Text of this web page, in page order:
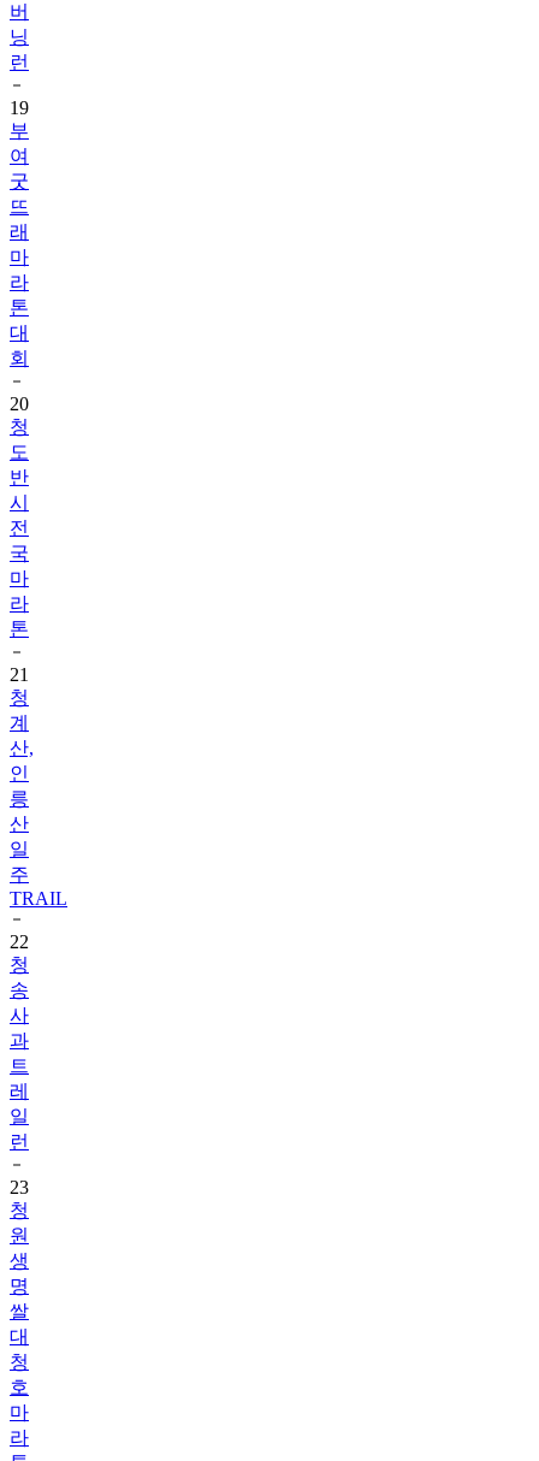
버
닝
런
19
부
여
굿
뜨
래
마
라
톤
대
회
20
청
도
반
시
전
국
마
라
톤
21
청
계
산,
인
릉
산
일
주
TRAIL
22
청
송
사
과
트
레
일
런
23
청
원
생
명
쌀
대
청
호
마
라